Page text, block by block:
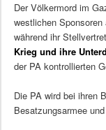
Der Völkermord im
westlichen
während ihr
Krieg und ihre
der PA kontrollierten
Die PA wird bei ihren
Besatzungsarmee